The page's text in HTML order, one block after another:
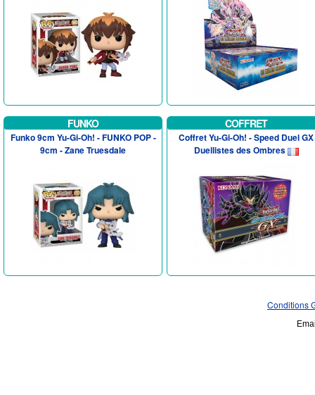
FUNKO
Funko 9cm Yu-Gi-Oh! - FUNKO POP -
9cm - Zane Truesdale
COFFRET
Coffret Yu-Gi-Oh! - Speed Duel GX
Duellistes des Ombres
Conditions